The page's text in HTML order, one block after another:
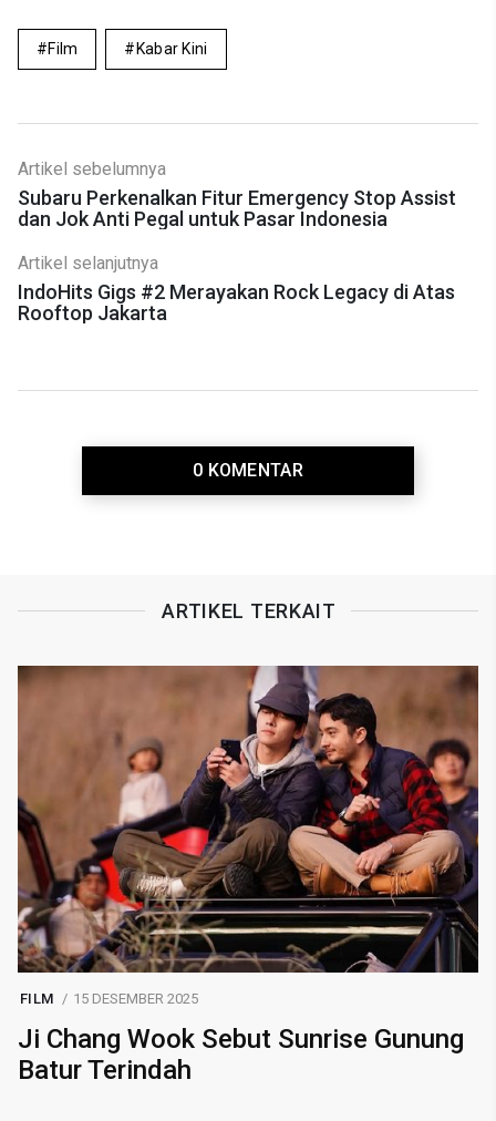
Film Kabar Kini
Artikel sebelumnya
Subaru Perkenalkan Fitur Emergency Stop Assist
dan Jok Anti Pegal untuk Pasar Indonesia
Artikel selanjutnya
IndoHits Gigs #2 Merayakan Rock Legacy di Atas
Rooftop Jakarta
0 KOMENTAR
ARTIKEL TERKAIT
FILM 15 DESEMBER 2025
Ji Chang Wook Sebut Sunrise Gunung
Batur Terindah